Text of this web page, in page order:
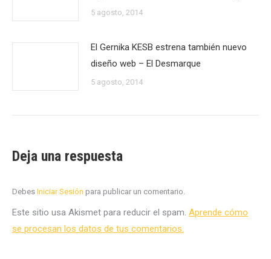
5 agosto, 2014
El Gernika KESB estrena también nuevo
diseño web – El Desmarque
5 agosto, 2014
Deja una respuesta
Debes Iniciar Sesión para publicar un comentario.
Este sitio usa Akismet para reducir el spam. Aprende cómo
se procesan los datos de tus comentarios.